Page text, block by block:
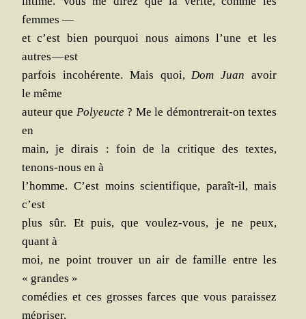
femmes —
et c’est bien pour­quoi nous aimons l’une et les
autres — est
par­fois inco­hé­rente. Mais quoi,Dom Juan avoir
le même
auteur que Poly­eucte ? Me le démon­tre­rait-on textes
en
main, je dirais : foin de la cri­tique des textes,
tenons-nous en à
l’homme. C’est moins scien­ti­fique, paraît-il, mais
c’est
plus sûr. Et puis, que vou­lez-vous, je ne peux,
quant à
moi, ne point trou­ver un air de famille entre les
« grandes »
comé­dies et ces grosses farces que vous parais­sez
mépriser,